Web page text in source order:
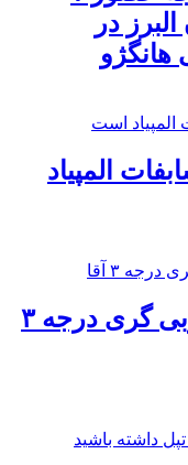
در
هانگژو
المپیاد
کلاس تئوری مربی گری درجه ۳